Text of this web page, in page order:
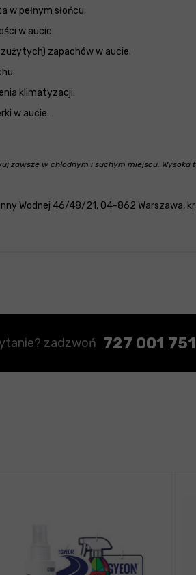
w pełnym słońcu.
w aucie.
zapachów w aucie.
klimatyzacji.
w aucie.
zawsze w chłodnym i suchym miejscu.
Wodnej 46/48/21, 04-862 Warszawa,
zadzwoń 727 001 751